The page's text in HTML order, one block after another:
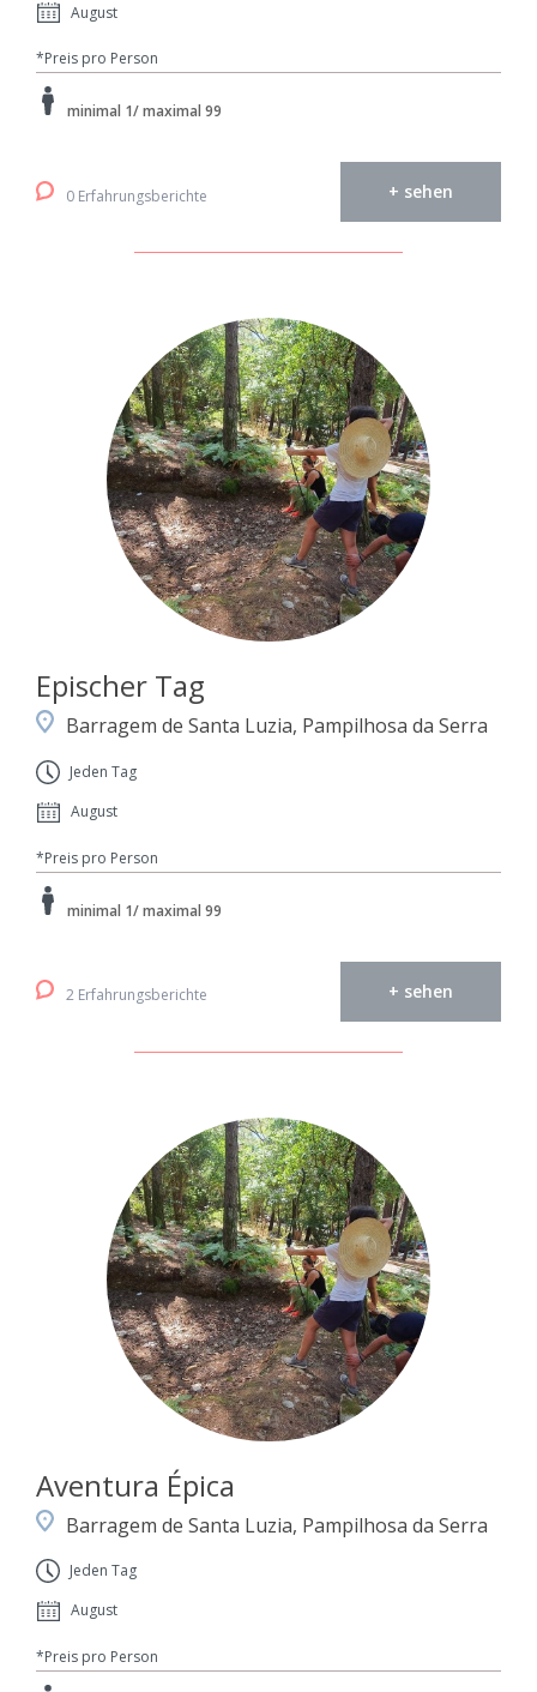
August
*Preis pro Person
minimal 1/ maximal 99
0 Erfahrungsberichte + sehen
Epischer Tag
Barragem de Santa Luzia, Pampilhosa da Serra
Jeden Tag
August
*Preis pro Person
minimal 1/ maximal 99
2 Erfahrungsberichte + sehen
Aventura Épica
Barragem de Santa Luzia, Pampilhosa da Serra
Jeden Tag
August
*Preis pro Person